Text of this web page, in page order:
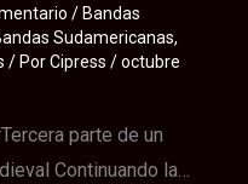
/ Bandas
Sudamericanas,
/ PorCipress /octubre
parte de un
Continuando la…